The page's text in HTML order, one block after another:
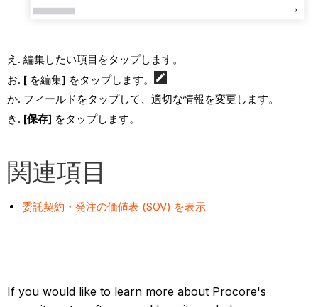
編集したい項目をタップします。
[を編集] をタップします。
フィールドをタップして、適切な情報を変更します。
[保存] をタップします。
関連項目
委託契約・発注の価値表 (SOV) を表示
If you would like to learn more about Procore's